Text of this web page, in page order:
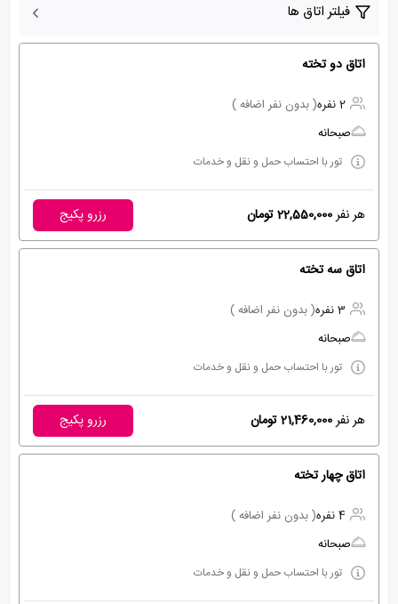
فیلتر اتاق ها
اتاق دو تخته
2 نفره
( بدون نفر اضافه )
صبحانه
تور با احتساب حمل و نقل و خدمات
هر نفر22,550,000 تومان رزرو پکیج
اتاق سه تخته
3 نفره
( بدون نفر اضافه )
صبحانه
تور با احتساب حمل و نقل و خدمات
هر نفر21,460,000 تومان رزرو پکیج
اتاق چهار تخته
4 نفره
( بدون نفر اضافه )
صبحانه
تور با احتساب حمل و نقل و خدمات